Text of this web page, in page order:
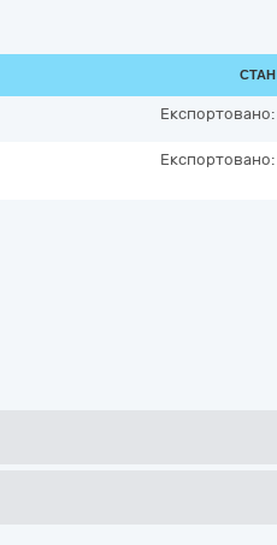
СТАН
Експортовано:
Експортовано: